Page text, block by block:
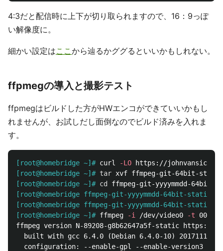
4:3だと配信時に上下が切り取られますので、16：9っぽ
い解像度に。
細かい設定はここから辿るかググるといいかもしれない。
ffpmegの導入と撮影テスト
ffpmegはビルドした方がHWエンコができていいかもし
れませんが、お試しだし面倒なのでビルド済みを入れま
す。
[root@homebridge ~]# curl
-LO
[root@homebridge ~]# tar
[root@homebridge ~]# cd
[root@homebridge ffmpeg-git-yyyymmdd-64bit-static]#
[root@homebridge ffmpeg-git-yyyymmdd-64bit-static]#
[root@homebridge ~]# ffmpeg -i /dev/video0
-t
ffmpeg version N-89208-g8b62647a5f-static https://
  built with gcc 6.4.0 (Debian 6.4.0-10) 20171112
configuration: --enable-gpl --enable-version3 --